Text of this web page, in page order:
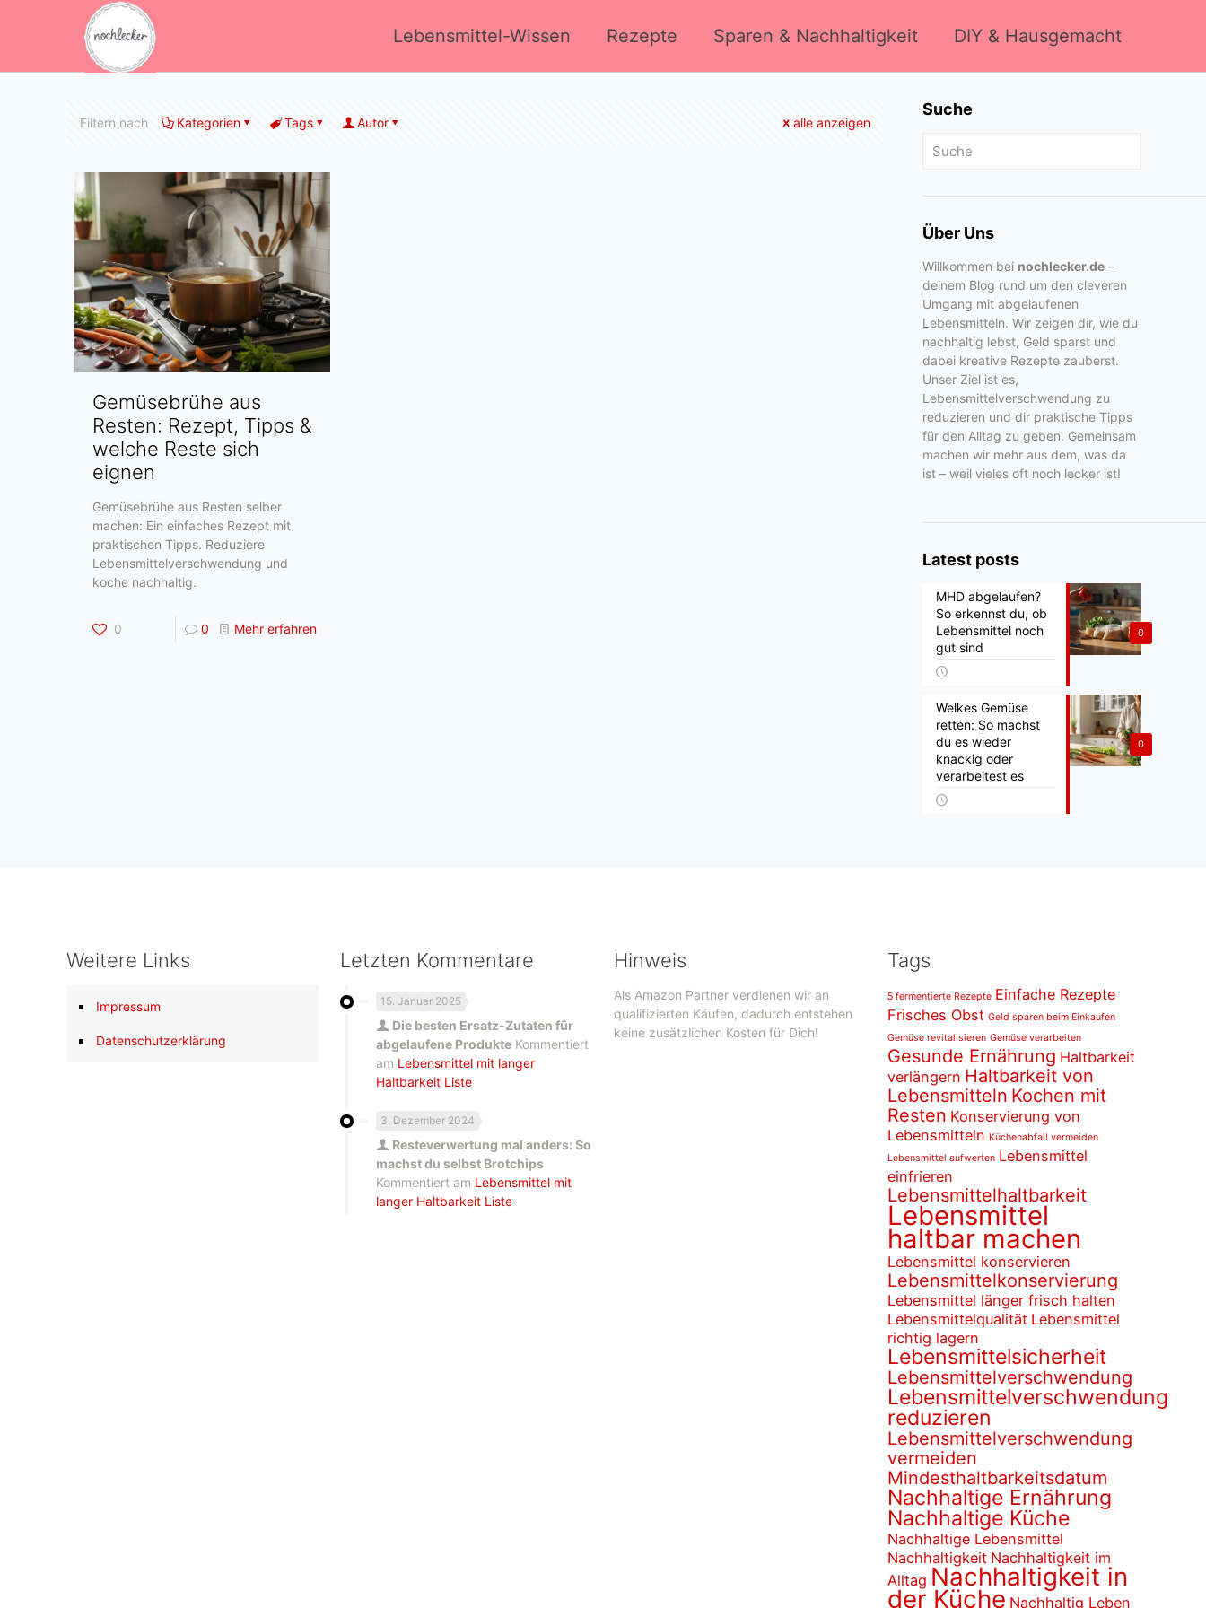
Lebensmittel-Wissen Rezepte Sparen & Nachhaltigkeit DIY & Hausgemacht
Filtern nach Kategorien Tags Autor alle anzeigen
Gemüsebrühe aus
Resten: Rezept, Tipps &
welche Reste sich
eignen
Gemüsebrühe aus Resten selber
machen: Ein einfaches Rezept mit
praktischen Tipps. Reduziere
Lebensmittelverschwendung und
koche nachhaltig.
0 0 Mehr erfahren
Suche
Über Uns
Willkommen bei nochlecker.de–
deinem Blog rund um den cleveren
Umgang mit abgelaufenen
Lebensmitteln. Wir zeigen dir, wie du
nachhaltig lebst, Geld sparst und
dabei kreative Rezepte zauberst.
Unser Ziel ist es,
Lebensmittelverschwendung zu
reduzieren und dir praktische Tipps
für den Alltag zu geben. Gemeinsam
machen wir mehr aus dem, was da
ist – weil vieles oft noch lecker ist!
Latest posts
0
MHD abgelaufen?
So erkennst du, ob
Lebensmittel noch
gut sind
0
Welkes Gemüse
retten: So machst
du es wieder
knackig oder
verarbeitest es
Weitere Links
Impressum
Datenschutzerklärung
Letzten Kommentare
15. Januar 2025
Die besten Ersatz-Zutaten für
abgelaufene Produkte Kommentiert
am Lebensmittel mit langer
Haltbarkeit Liste
3. Dezember 2024
Resteverwertung mal anders: So
machst du selbst Brotchips
Kommentiert am Lebensmittel mit
langer Haltbarkeit Liste
Hinweis
Als Amazon Partner verdienen wir an
qualifizierten Käufen, dadurch entstehen
keine zusätzlichen Kosten für Dich!
Tags
5 fermentierte Rezepte Einfache Rezepte
Frisches Obst Geld sparen beim Einkaufen
Gemüse revitalisieren Gemüse verarbeiten
Gesunde Ernährung Haltbarkeit
verlängern Haltbarkeit von
Lebensmitteln Kochen mit
Resten Konservierung von
Lebensmitteln Küchenabfall vermeiden
Lebensmittel aufwerten Lebensmittel
einfrieren
Lebensmittelhaltbarkeit
Lebensmittel
haltbar machen
Lebensmittel konservieren
Lebensmittelkonservierung
Lebensmittel länger frisch halten
Lebensmittelqualität Lebensmittel
richtig lagern
Lebensmittelsicherheit
Lebensmittelverschwendung
Lebensmittelverschwendung
reduzieren
Lebensmittelverschwendung
vermeiden
Mindesthaltbarkeitsdatum
Nachhaltige Ernährung
Nachhaltige Küche
Nachhaltige Lebensmittel
Nachhaltigkeit Nachhaltigkeit im
Alltag Nachhaltigkeit in
der Küche Nachhaltig Leben